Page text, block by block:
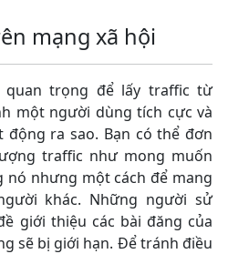
mạng xã hội
trọng để lấy traffic từ
một người dùng tích cực và
động ra sao. Bạn có thể đơn
traffic như mong muốn
nó nhưng một cách để mang
khác. Những người sử
giới thiệu các bài đăng của
sẽ bị giới hạn. Để tránh điều